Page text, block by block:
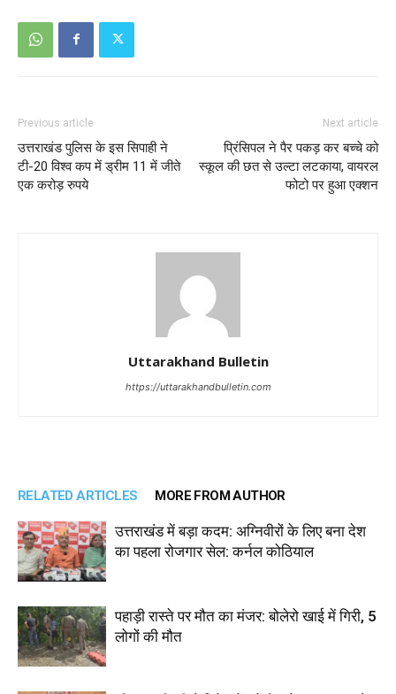
Previous article
उत्तराखंड पुलिस के इस सिपाही ने
टी-20 विश्व कप में ड्रीम 11 में जीते
एक करोड़ रुपये
Next article
प्रिंसिपल ने पैर पकड़ कर बच्चे को
स्कूल की छत से उल्टा लटकाया, वायरल
फोटो पर हुआ एक्शन
Uttarakhand Bulletin
https://uttarakhandbulletin.com
RELATED ARTICLES MORE FROM AUTHOR
उत्तराखंड में बड़ा कदम: अग्निवीरों के लिए बना देश
का पहला रोजगार सेल: कर्नल कोठियाल
पहाड़ी रास्ते पर मौत का मंजर: बोलेरो खाई में गिरी, 5
लोगों की मौत